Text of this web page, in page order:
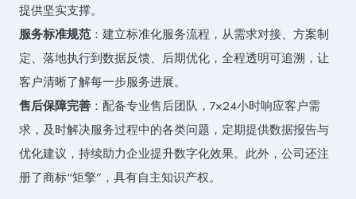
提供坚实支撑。
服务标准规范 ：建立标准化服务流程，从需求对接、方案制
定、落地执行到数据反馈、后期优化，全程透明可追溯，让
客户清晰了解每一步服务进展。
售后保障完善 ：配备专业售后团队，7×24小时响应客户需
求，及时解决服务过程中的各类问题，定期提供数据报告与
优化建议，持续助力企业提升数字化效果。此外，公司还注
册了商标“矩擎”，具有自主知识产权。